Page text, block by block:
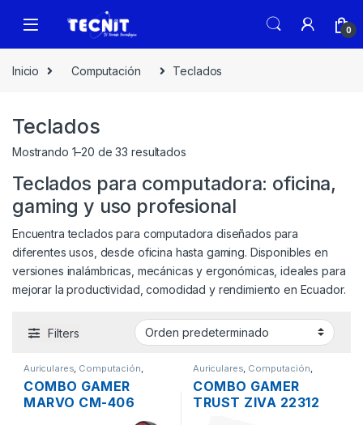
0
Inicio Computación Teclados
Teclados
Mostrando 1–20 de 33 resultados
Teclados para computadora: oficina,
gaming y uso profesional
Encuentra teclados para computadora diseñados para
diferentes usos, desde oficina hasta gaming. Disponibles en
versiones inalámbricas, mecánicas y ergonómicas, ideales para
mejorar la productividad, comodidad y rendimiento en Ecuador.
Filters
Auriculares, Computación,
COMBO GAMER
MARVO CM-406
Auriculares, Computación,
COMBO GAMER
TRUST ZIVA 22312